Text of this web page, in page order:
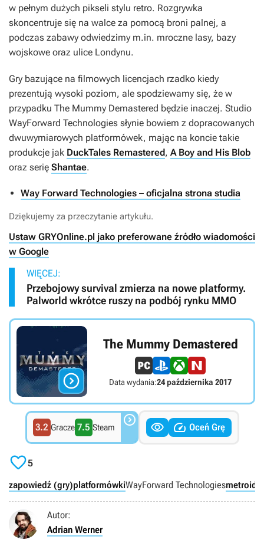
w pełnym dużych pikseli stylu retro. Rozgrywka
skoncentruje się na walce za pomocą broni palnej, a
podczas zabawy odwiedzimy m.in. mroczne lasy, bazy
wojskowe oraz ulice Londynu.
Gry bazujące na filmowych licencjach rzadko kiedy
prezentują wysoki poziom, ale spodziewamy się, że w
przypadku The Mummy Demastered będzie inaczej. Studio
WayForward Technologies słynie bowiem z dopracowanych
dwuwymiarowych platformówek, mając na koncie takie
produkcje jak DuckTales Remastered, A Boy and His Blob
oraz serię Shantae.
Way Forward Technologies – oficjalna strona studia
Dziękujemy za przeczytanie artykułu.
Ustaw GRYOnline.pl jako preferowane źródło wiadomości
w Google
WIĘCEJ:
Przebojowy survival zmierza na nowe platformy.
Palworld wkrótce ruszy na podbój rynku MMO

The Mummy Demastered
Data wydania:24 października 2017
3.2 Gracze 7.5 Steam    Oceń Grę
5
zapowiedź (gry)platformówkiWayForward Technologies
Autor:
Adrian Werner